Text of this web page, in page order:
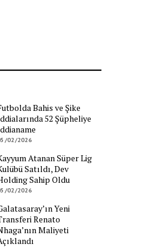
Bahis ve Şike
52 Şüpheliye
02/2026
Atanan Süper Lig
Satıldı, Dev
Sahip Oldu
02/2026
Yeni
Renato
Maliyeti